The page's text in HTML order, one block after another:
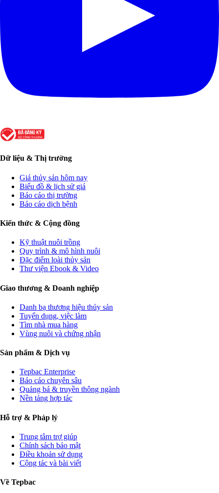
Dữ liệu & Thị trường
Giá thủy sản hôm nay
Biểu đồ & lịch sử giá
Báo cáo thị trường
Báo cáo dịch bệnh
Kiến thức & Cộng đồng
Kỹ thuật nuôi trồng
Quy trình & mô hình nuôi
Đặc điểm loài thủy sản
Thư viện Ebook & Video
Giao thương & Doanh nghiệp
Danh bạ thương hiệu thủy sản
Tuyển dụng, việc làm
Tìm nhà mua hàng
Vùng nuôi và chứng nhận
Sản phẩm & Dịch vụ
Tepbac Enterprise
Báo cáo chuyên sâu
Quảng bá & truyền thông ngành
Nền tảng hợp tác
Hỗ trợ & Pháp lý
Trung tâm trợ giúp
Chính sách bảo mật
Điều khoản sử dụng
Cộng tác và bài viết
Về Tepbac